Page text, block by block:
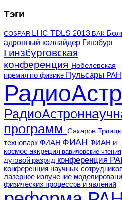
Тэги
COSPAR LHC TDLS 2013 БАК
адронный коллайдер Гинзбург
Гинзбурговская
конференция Нобелевская
премия по физике Пульсары РАН
программ
Сахаров
технопарк ФИАН ФИАН ФИАН и
космос аккреция вавиловские чтения
дуговой разряд конференция
конференция научных
лазерное излучение
физических процессов и явлений